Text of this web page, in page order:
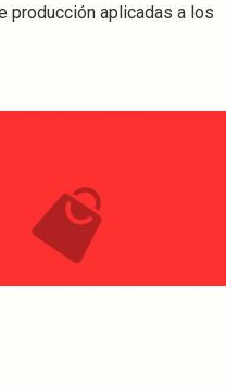
producción aplicadas a los